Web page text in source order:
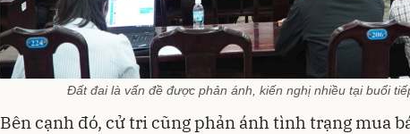
Đất đai là vấn đề được phản ánh, kiến nghị nhiều tại buổi
Bên cạnh đó, cử tri cũng phản ánh tình trạng mua